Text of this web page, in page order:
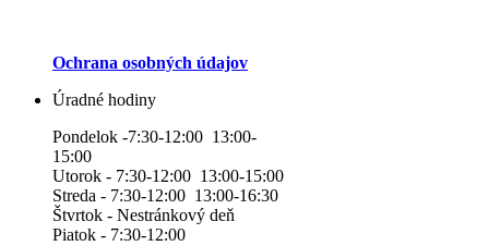
Ochrana osobných údajov
Úradné hodiny
Pondelok -7:30-12:00 13:00-
15:00
Utorok - 7:30-12:00 13:00-15:00
Streda - 7:30-12:00 13:00-16:30
Štvrtok - Nestránkový deň
Piatok - 7:30-12:00